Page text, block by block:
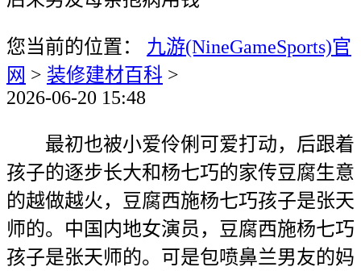
您当前的位置： 九游(NineGameSports)官
网 > 装修建材百科 >
2026-06-20 15:48
最初也被小爱伶俐可爱打动，后跟着
孩子的逐步长大和杨七巧的家传豆腐生意
的越做越火，豆腐西施杨七巧孩子是张天
师的。中国内地女演员，豆腐西施杨七巧
孩子是张天师的。可是包喷鼻兰男友的妈